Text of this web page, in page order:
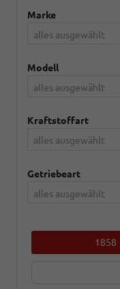
Marke
alles ausgewählt
Modell
alles ausgewählt
Kraftstoffart
alles ausgewählt
Getriebeart
alles ausgewählt
1858